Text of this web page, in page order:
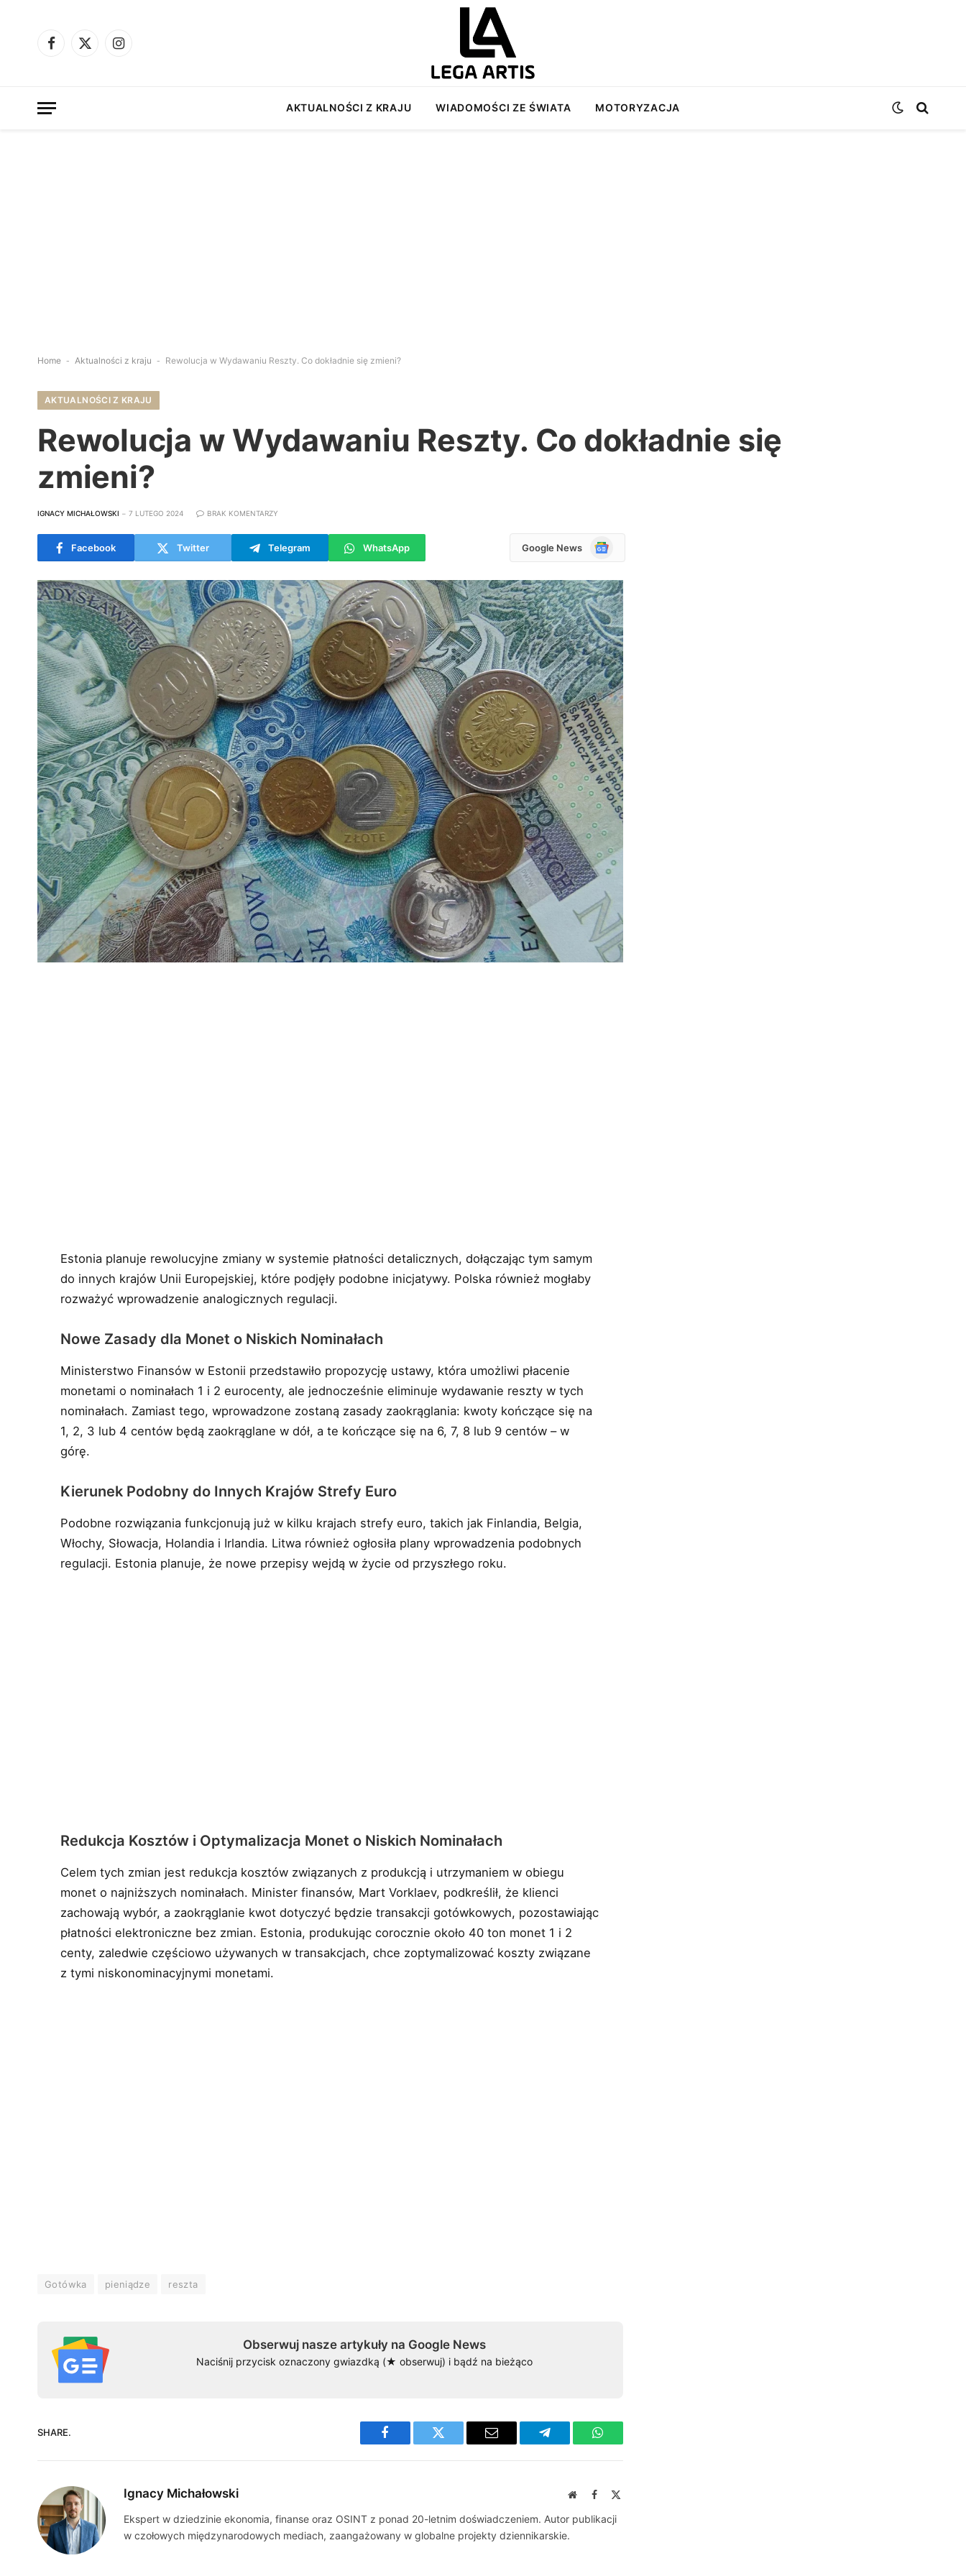
Facebook
X
Instagram
AKTUALNOŚCI Z KRAJU WIADOMOŚCI ZE ŚWIATA MOTORYZACJA
Home - Aktualności z kraju - Rewolucja w Wydawaniu Reszty. Co dokładnie się zmieni?
AKTUALNOŚCI Z KRAJU
Rewolucja w Wydawaniu Reszty. Co dokładnie się
zmieni?
IGNACY MICHAŁOWSKI 7 LUTEGO 2024 BRAK KOMENTARZY
Facebook Twitter Telegram WhatsApp Google News
Google
Estonia planuje rewolucyjne zmiany w systemie płatności detalicznych, dołączając tym samym
do innych krajów Unii Europejskiej, które podjęły podobne inicjatywy. Polska również mogłaby
rozważyć wprowadzenie analogicznych regulacji.
Nowe Zasady dla Monet o Niskich Nominałach
Ministerstwo Finansów w Estonii przedstawiło propozycję ustawy, która umożliwi płacenie
monetami o nominałach 1 i 2 eurocenty, ale jednocześnie eliminuje wydawanie reszty w tych
nominałach. Zamiast tego, wprowadzone zostaną zasady zaokrąglania: kwoty kończące się na
1, 2, 3 lub 4 centów będą zaokrąglane w dół, a te kończące się na 6, 7, 8 lub 9 centów – w
górę.
Kierunek Podobny do Innych Krajów Strefy Euro
Podobne rozwiązania funkcjonują już w kilku krajach strefy euro, takich jak Finlandia, Belgia,
Włochy, Słowacja, Holandia i Irlandia. Litwa również ogłosiła plany wprowadzenia podobnych
regulacji. Estonia planuje, że nowe przepisy wejdą w życie od przyszłego roku.
Redukcja Kosztów i Optymalizacja Monet o Niskich Nominałach
Celem tych zmian jest redukcja kosztów związanych z produkcją i utrzymaniem w obiegu
monet o najniższych nominałach. Minister finansów, Mart Vorklaev, podkreślił, że klienci
zachowają wybór, a zaokrąglanie kwot dotyczyć będzie transakcji gotówkowych, pozostawiając
płatności elektroniczne bez zmian. Estonia, produkując corocznie około 40 ton monet 1 i 2
centy, zaledwie częściowo używanych w transakcjach, chce zoptymalizować koszty związane
z tymi niskonominacyjnymi monetami.
Gotówka pieniądze reszta
Obserwuj nasze artykuły na Google News
Naciśnij przycisk oznaczony gwiazdką (★ obserwuj) i bądź na bieżąco
SHARE.
Facebook Twitter Email Telegram WhatsApp
Ignacy Michałowski WebsiteFacebook
X
Ekspert w dziedzinie ekonomia, finanse oraz OSINT z ponad 20-letnim doświadczeniem. Autor publikacji
w czołowych międzynarodowych mediach, zaangażowany w globalne projekty dziennikarskie.